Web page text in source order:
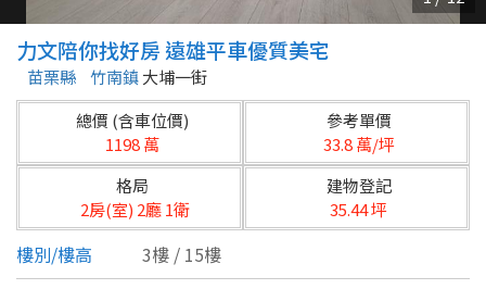
縣市
不限
台北市
基隆市
新北市
宜蘭縣
區域
力文陪你找好房 遠雄平車優質美宅
苗栗縣 竹南鎮大埔一街
總價 (含車位價)
1198 萬
參考單價
33.8 萬/坪
格局
2房(室) 2廳 1衛
建物登記
35.44 坪
樓別/樓高
3樓 / 15樓